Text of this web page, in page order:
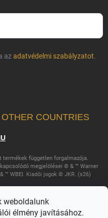
weboldalunk
élmény javításához.
azadatvédelmi szabályzatot.
COUNTRIES
termékek független forgalmazója.
megjelölései © & ™ Warner
™ WBEI. Kiadói jogok © JKR. (s26)